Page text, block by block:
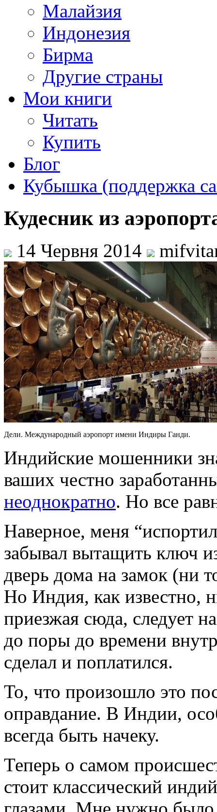
Малайзия
Индонезия
Бирма
Другие страны
Мои книги
Читать
Купить
Блог
Кубышка (поддержка
Кудесник из
14 Червня 2014
Дели. Международный аэропорт имени Индиры Ганди.
Индийские мошенники
ваших честно
неоднократно. Но все
Наверное, меня
забывал вытащить ключ
дверь дома на замок (ни
Но Индия, как известно,
приезжая сюда, следует
до поры до времени
сделал и поплатился.
То, что произошло это
оправдание. В Индии,
всегда быть начеку.
Теперь о самом
стоит классический